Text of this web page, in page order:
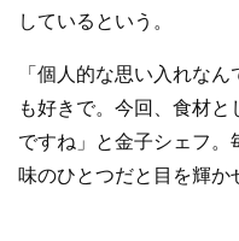
しているという。
「個人的な思い入れな
も好きで。今回、食材
ですね」と金子シェフ。
味のひとつだと目を輝か